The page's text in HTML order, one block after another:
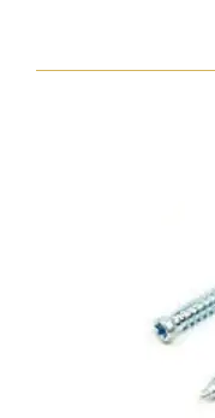
7,5x212